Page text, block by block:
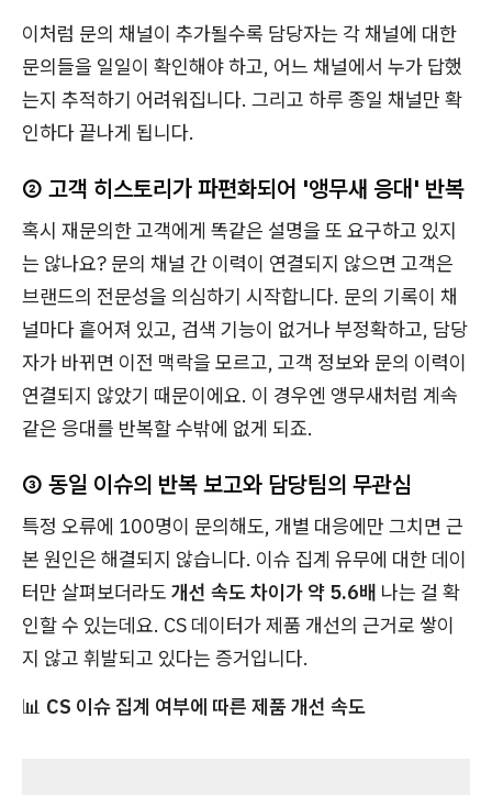
이처럼 문의 채널이 추가될수록 담당자는 각 채널에 대한
문의들을 일일이 확인해야 하고, 어느 채널에서 누가 답했
는지 추적하기 어려워집니다. 그리고 하루 종일 채널만 확
인하다 끝나게 됩니다.
② 고객 히스토리가 파편화되어 '앵무새 응대' 반복
혹시 재문의한 고객에게 똑같은 설명을 또 요구하고 있지
는 않나요? 문의 채널 간 이력이 연결되지 않으면 고객은
브랜드의 전문성을 의심하기 시작합니다. 문의 기록이 채
널마다 흩어져 있고, 검색 기능이 없거나 부정확하고, 담당
자가 바뀌면 이전 맥락을 모르고, 고객 정보와 문의 이력이
연결되지 않았기 때문이에요. 이 경우엔 앵무새처럼 계속
같은 응대를 반복할 수밖에 없게 되죠.
③ 동일 이슈의 반복 보고와 담당팀의 무관심
특정 오류에 100명이 문의해도, 개별 대응에만 그치면 근
본 원인은 해결되지 않습니다. 이슈 집계 유무에 대한 데이
터만 살펴보더라도 개선 속도 차이가 약 5.6배 나는 걸 확
인할 수 있는데요. CS 데이터가 제품 개선의 근거로 쌓이
지 않고 휘발되고 있다는 증거입니다.
📊 CS 이슈 집계 여부에 따른 제품 개선 속도